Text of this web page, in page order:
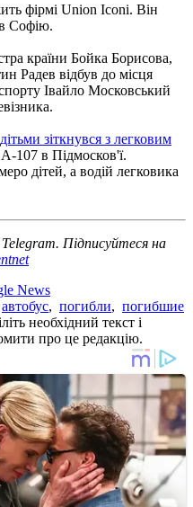
фірмі Union Iconi. Він
Софію.
країни Бойка Борисова,
Радев відбув до місця
Івайло Московський
зіткнувся з легковим
107 в Підмосков'ї.
дітей, а водій легковика
Telegram. Підписуйтеся на
News
автобус, погибли, погибшие
необхідний текст і
про це редакцію.